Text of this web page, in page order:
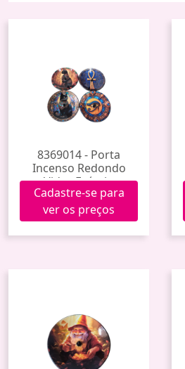
8369014 - Porta
Incenso Redondo
Vidro Egípcio
Cadastre-se para
ver os preços